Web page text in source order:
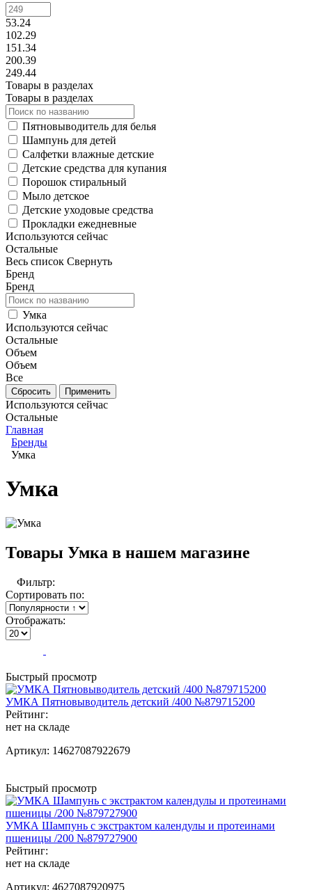
53.24
102.29
151.34
200.39
249.44
Товары в разделах
Товары в разделах
Пятновыводитель для белья
Шампунь для детей
Салфетки влажные детские
Детские средства для купания
Порошок стиральный
Мыло детское
Детские уходовые средства
Прокладки ежедневные
Используются сейчас
Остальные
Весь список Свернуть
Бренд
Бренд
Умка
Используются сейчас
Остальные
Объем
Объем
Все
Используются сейчас
Остальные
Главная
Бренды
Умка
Умка
Товары Умка в нашем магазине
Фильтр:
Сортировать по:
Отображать:
Быстрый просмотр
УМКА Пятновыводитель детский /400 №879715200
Рейтинг:
нет на складе
Артикул: 14627087922679
Быстрый просмотр
УМКА Шампунь с экстрактом календулы и протеинами
пшеницы /200 №879727900
Рейтинг:
нет на складе
Артикул: 4627087920975